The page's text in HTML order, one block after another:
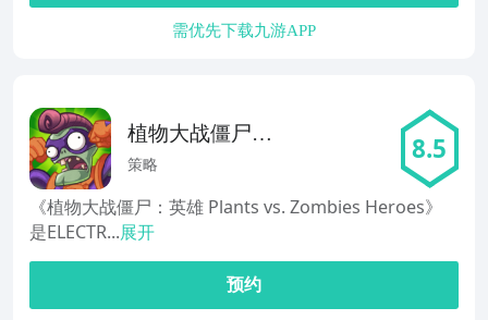
需优先下载九游APP
植物大战僵尸：
英雄
策略 8.5
《植物大战僵尸：英雄 Plants vs. Zombies Heroes》
是ELECTR...展开
预约